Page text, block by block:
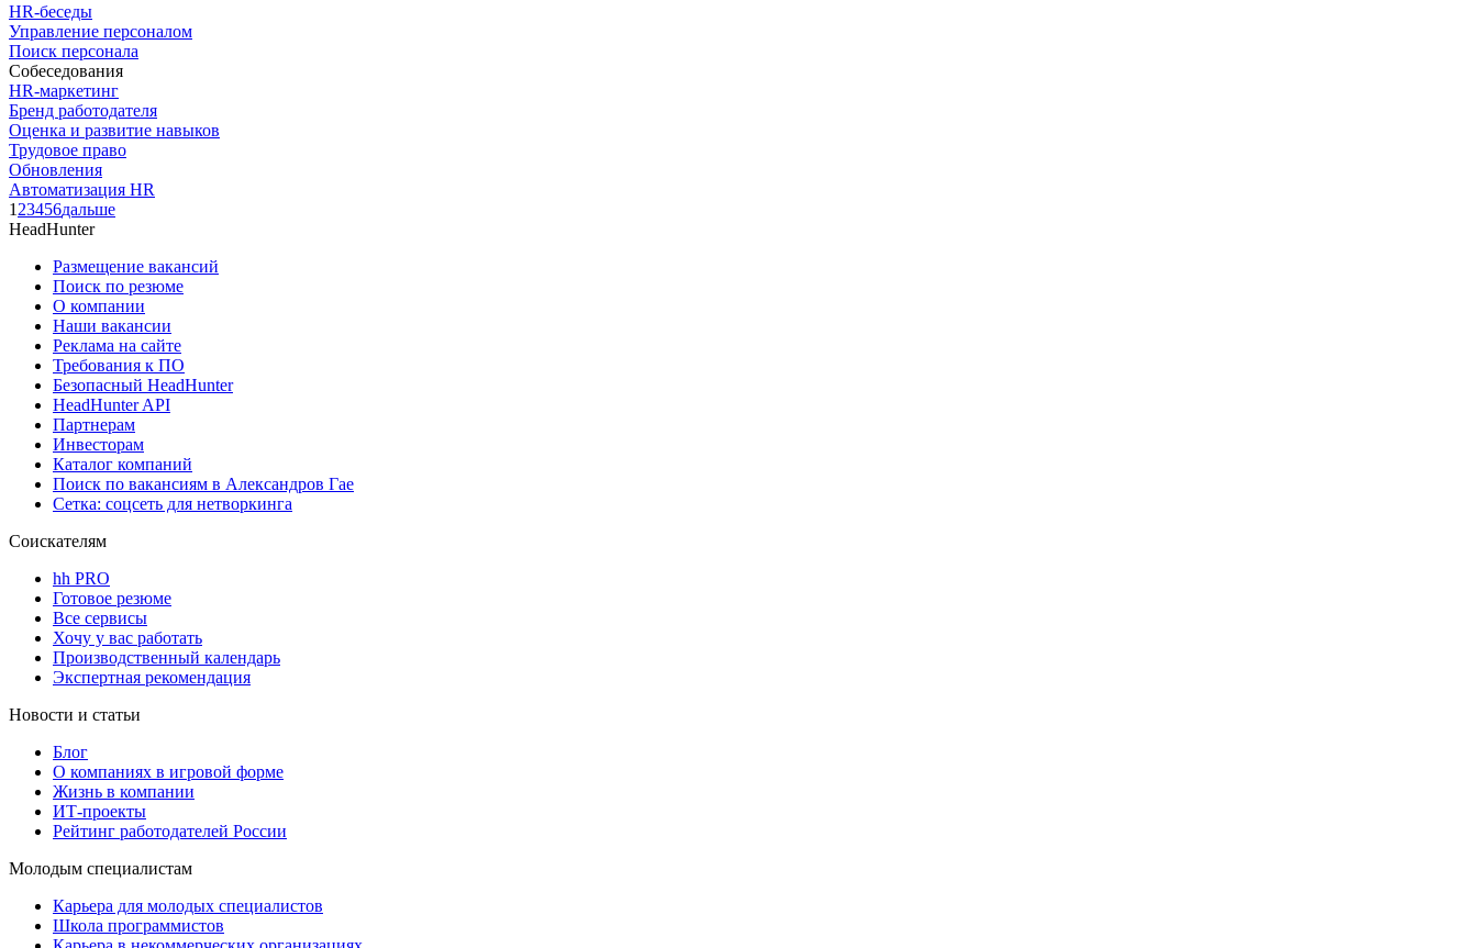
HR-беседы
Управление персоналом
Поиск персонала
Собеседования
HR-маркетинг
Бренд работодателя
Оценка и развитие навыков
Трудовое право
Обновления
Автоматизация HR
1 23456дальше
HeadHunter
Размещение вакансий
Поиск по резюме
О компании
Наши вакансии
Реклама на сайте
Требования к ПО
Безопасный HeadHunter
HeadHunter API
Партнерам
Инвесторам
Каталог компаний
Поиск по вакансиям в Александров Гае
Сетка: соцсеть для нетворкинга
Соискателям
hh PRO
Готовое резюме
Все сервисы
Хочу у вас работать
Производственный календарь
Экспертная рекомендация
Новости и статьи
Блог
О компаниях в игровой форме
Жизнь в компании
ИТ-проекты
Рейтинг работодателей России
Молодым специалистам
Карьера для молодых специалистов
Школа программистов